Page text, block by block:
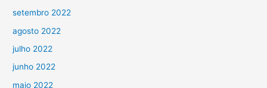
setembro 2022
agosto 2022
julho 2022
junho 2022
maio 2022